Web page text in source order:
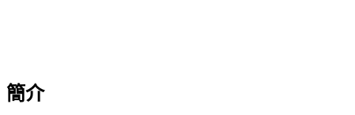
簡介